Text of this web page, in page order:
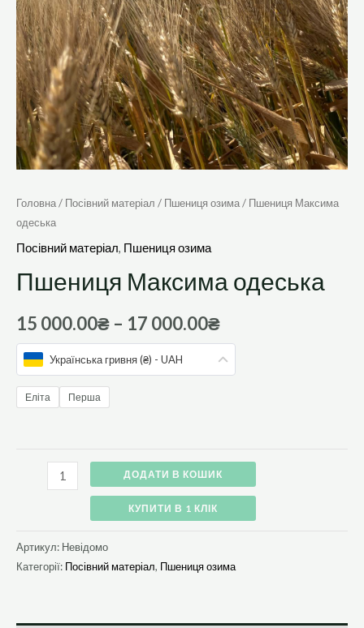
Головна/ Посівний матеріал / Пшениця озима/ Пшениця Максима
одеська
Посівний матеріал, Пшениця озима
Пшениця Максима одеська
15 000.00₴ – 17 000.00₴
Українська гривня (₴) - UAH
Еліта Перша
ДОДАТИ В КОШИК
КУПИТИ В 1 КЛІК
Артикул: Невідомо
Категорії: Посівний матеріал, Пшениця озима